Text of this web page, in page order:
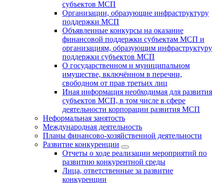
субъектов МСП
Организации, образующие инфраструктуру
поддержки МСП
Объявленные конкурсы на оказание
финансовой поддержки субъектам МСП и
организациям, образующим инфраструктуру
поддержки субъектов МСП
О государственном и муниципальном
имуществе, включённом в перечни,
свободном от прав третьих лиц
Иная информация необходимая для развития
субъектов МСП, в том числе в сфере
деятельности корпорации развития МСП
Неформальная занятость
Международная деятельность
Планы финансово-хозяйственной деятельности
Развитие конкуренции
Отчеты о ходе реализации мероприятий по
развитию конкурентной среды
Лица, ответственные за развитие
конкуренции